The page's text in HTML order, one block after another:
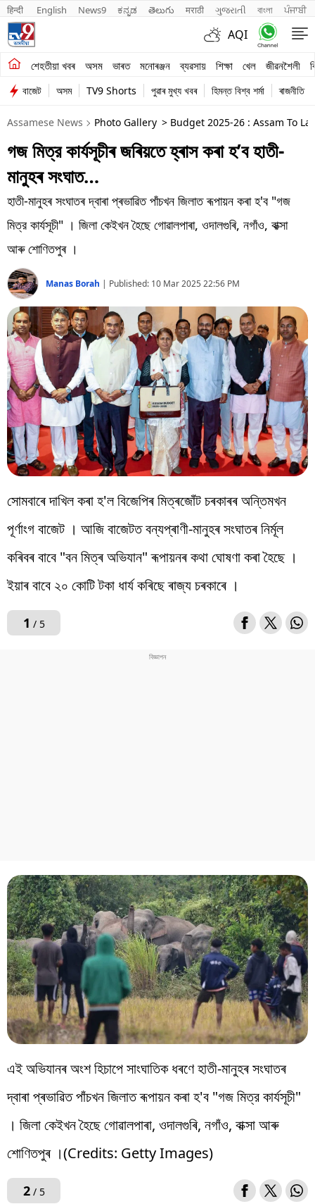
हिन्दी English News9 ಕನ್ನಡ తెలుగు मराठी ગુજરાતી বাংলা ਪੰਜਾਬੀ
AQI
শেহতীয়া খবৰ অসম ভাৰত মনোৰঞ্জন ব্যৱসায় শিক্ষা খেল জীৱনশৈলী
শেহতীয়া খবৰ
অসম
ভাৰত
মনোৰঞ্জন
ব্যৱসায়
শিক্ষা
খেল
জীৱনশৈলী
বিশ্ব
প্ৰযুক্তি
Videos
বাজেট অসম TV9 Shorts পুৱাৰ মুখ্য খবৰ হিমন্ত বিশ্ব শৰ্মা ৰাজনীতি
Assamese News Photo Gallery > Budget 2025-26 : Assam To
গজ মিত্র কাৰ্যসূচীৰ জৰিয়তে হ্ৰাস কৰা হ’ব হাতী-
মানুহৰ সংঘাত…
হাতী-মানুহৰ সংঘাতৰ দ্বাৰা প্ৰভাৱিত পাঁচখন জিলাত ৰূপায়ন কৰা হ'ব "গজ
মিত্র কাৰ্যসূচী" । জিলা কেইখন হৈছে গোৱালপাৰা, ওদালগুৰি, নগাঁও, বাক্সা
আৰু শোণিতপুৰ ।
Manas Borah | Published: 10 Mar 2025 22:56 PM
সোমবাৰে দাখিল কৰা হ'ল বিজেপিৰ মিত্ৰজোঁট চৰকাৰৰ অন্তিমখন
পূৰ্ণাংগ বাজেট । আজি বাজেটত বন্যপ্ৰাণী-মানুহৰ সংঘাতৰ নিৰ্মূল
কৰিবৰ বাবে "বন মিত্ৰ অভিযান" ৰূপায়নৰ কথা ঘোষণা কৰা হৈছে ।
ইয়াৰ বাবে ২০ কোটি টকা ধাৰ্য কৰিছে ৰাজ্য চৰকাৰে ।
1 / 5
এই অভিযানৰ অংশ হিচাপে সাংঘাতিক ধৰণে হাতী-মানুহৰ সংঘাতৰ
দ্বাৰা প্ৰভাৱিত পাঁচখন জিলাত ৰূপায়ন কৰা হ'ব "গজ মিত্র কাৰ্যসূচী"
। জিলা কেইখন হৈছে গোৱালপাৰা, ওদালগুৰি, নগাঁও, বাক্সা আৰু
শোণিতপুৰ ।(Credits: Getty Images)
2/ 5